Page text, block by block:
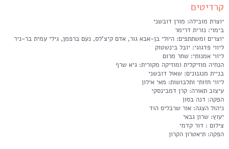
קרדיטים
יוצרת מובילה: מורן דובשני
בימוי: נורית דרימר
יוצרים ומשתתפים: היולי בן-אבא גור, אדם קיצ'לס, נעם ברפמן, גילי עמית בר-ניר
ליווי פדגוגי: יובל בינשטוק
ליווי אמנותי: שחר מרום
הנחיה מוזיקלית ומוזיקה מקורית: גיא שרף
בניית מנגנונים: שאול דובשני
ליווי חזותי ותלבושות: מאי אילון
עיצוב תאורה: קרן דמבינסקי
הפקה: דנה בסון
ניהול הצגה: אור שרבליס הוד
יעוץ: שרון גבאי
צילום : דור קדמי
הפקה: תיאטרון הקרון